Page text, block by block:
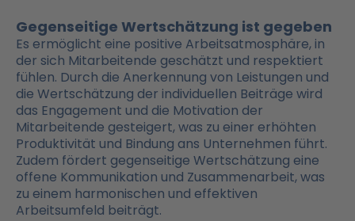
Gegenseitige Wertschätzung ist gegeben
Es ermöglicht eine positive Arbeitsatmosphäre, in
der sich Mitarbeitende geschätzt und respektiert
fühlen. Durch die Anerkennung von Leistungen und
die Wertschätzung der individuellen Beiträge wird
das Engagement und die Motivation der
Mitarbeitende gesteigert, was zu einer erhöhten
Produktivität und Bindung ans Unternehmen führt.
Zudem fördert gegenseitige Wertschätzung eine
offene Kommunikation und Zusammenarbeit, was
zu einem harmonischen und effektiven
Arbeitsumfeld beiträgt.